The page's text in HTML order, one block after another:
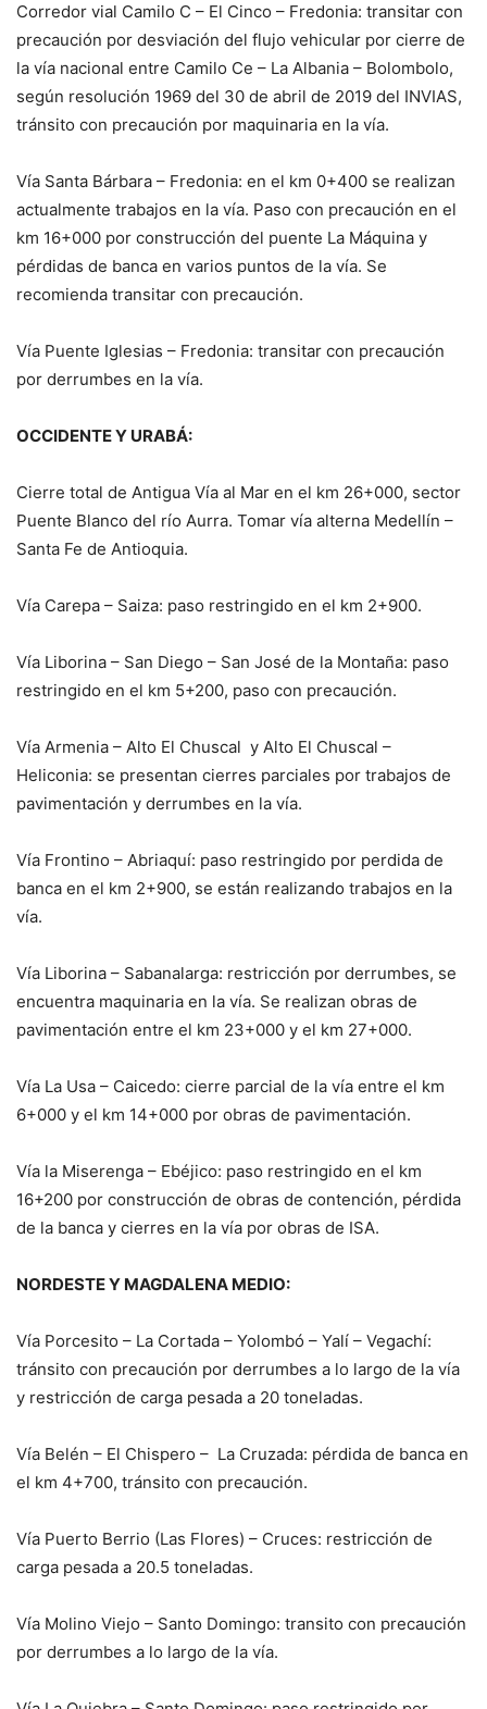
Corredor vial Camilo C – El Cinco – Fredonia: transitar con
precaución por desviación del flujo vehicular por cierre de
la vía nacional entre Camilo Ce – La Albania – Bolombolo,
según resolución 1969 del 30 de abril de 2019 del INVIAS,
tránsito con precaución por maquinaria en la vía.
Vía Santa Bárbara – Fredonia: en el km 0+400 se realizan
actualmente trabajos en la vía. Paso con precaución en el
km 16+000 por construcción del puente La Máquina y
pérdidas de banca en varios puntos de la vía. Se
recomienda transitar con precaución.
Vía Puente Iglesias – Fredonia: transitar con precaución
por derrumbes en la vía.
OCCIDENTE Y URABÁ:
Cierre total de Antigua Vía al Mar en el km 26+000, sector
Puente Blanco del río Aurra. Tomar vía alterna Medellín –
Santa Fe de Antioquia.
Vía Carepa – Saiza: paso restringido en el km 2+900.
Vía Liborina – San Diego – San José de la Montaña: paso
restringido en el km 5+200, paso con precaución.
Vía Armenia – Alto El Chuscal y Alto El Chuscal –
Heliconia: se presentan cierres parciales por trabajos de
pavimentación y derrumbes en la vía.
Vía Frontino – Abriaquí: paso restringido por perdida de
banca en el km 2+900, se están realizando trabajos en la
vía.
Vía Liborina – Sabanalarga: restricción por derrumbes, se
encuentra maquinaria en la vía. Se realizan obras de
pavimentación entre el km 23+000 y el km 27+000.
Vía La Usa – Caicedo: cierre parcial de la vía entre el km
6+000 y el km 14+000 por obras de pavimentación.
Vía la Miserenga – Ebéjico: paso restringido en el km
16+200 por construcción de obras de contención, pérdida
de la banca y cierres en la vía por obras de ISA.
NORDESTE Y MAGDALENA MEDIO:
Vía Porcesito – La Cortada – Yolombó – Yalí – Vegachí:
tránsito con precaución por derrumbes a lo largo de la vía
y restricción de carga pesada a 20 toneladas.
Vía Belén – El Chispero – La Cruzada: pérdida de banca en
el km 4+700, tránsito con precaución.
Vía Puerto Berrio (Las Flores) – Cruces: restricción de
carga pesada a 20.5 toneladas.
Vía Molino Viejo – Santo Domingo: transito con precaución
por derrumbes a lo largo de la vía.